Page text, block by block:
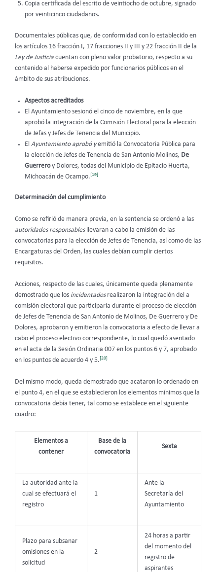
Copia certificada del escrito de veintiocho de octubre, signado
por veinticinco ciudadanos.
Documentales públicas que, de conformidad con lo establecido en
los artículos 16 fracción I, 17 fracciones II y III y 22 fracción II de la
Ley de Justicia cuentan con pleno valor probatorio, respecto a su
contenido al haberse expedido por funcionarios públicos en el
ámbito de sus atribuciones.
Aspectos acreditados
El Ayuntamiento sesionó el cinco de noviembre, en la que
aprobó la integración de la Comisión Electoral para la elección
de Jefas y Jefes de Tenencia del Municipio.
El Ayuntamiento aprobó yemitió la Convocatoria Pública para
la elección de Jefes de Tenencia de San Antonio Molinos, De
Guerreroy Dolores, todas del Municipio de Epitacio Huerta,
Michoacán de Ocampo.[19]
Determinación del cumplimiento
Como se refirió de manera previa, en la sentencia se ordenó a las
autoridades responsables
llevaran a cabo la emisión de las
convocatorias para la elección de Jefes de Tenencia, así como de las
Encargaturas del Orden, las cuales debían cumplir ciertos
requisitos.
Acciones, respecto de las cuales, únicamente queda plenamente
demostrado que los incidentados realizaron la integración del a
comisión electoral que participaría durante el proceso de elección
de Jefes de Tenencia de San Antonio de Molinos, De Guerrero y De
Dolores, aprobaron y emitieron la convocatoria a efecto de llevar a
cabo el proceso electivo correspondiente, lo cual quedó asentado
en el acta de la Sesión Ordinaria 007 en los puntos 6 y 7, aprobado
en los puntos de acuerdo 4 y 5.[20]
Del mismo modo, queda demostrado que acataron lo ordenado en
el punto 4, en el que se establecieron los elementos mínimos que la
convocatoria debía tener, tal como se establece en el siguiente
cuadro:
Elementos a
contener
Base de la
convocatoria
Sexta
La autoridad ante la
cual se efectuará el
registro
1
Ante la
Secretaría del
Ayuntamiento
Plazo para subsanar
omisiones en la
solicitud
2
24 horas a partir
del momento del
registro de
aspirantes